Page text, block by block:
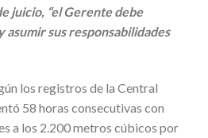
juicio, “el Gerente debe
sus responsabilidades
los registros de la Central
58 horas consecutivas con
a los 2.200 metros cúbicos por